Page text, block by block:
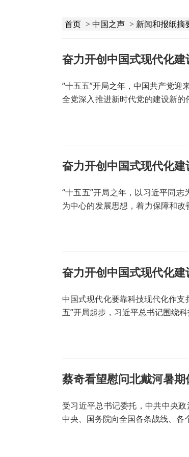
首页 >中国之声 > 新闻和报纸摘
“十五五”开局之年，中国共产党
全党深入推进新时代党的建设新
“十五五”开局之年，以习近平同
为中心的发展思想，着力保障和
中国式现代化要靠科技现代化作支
五”开局起步，习近平总书记围绕
蔡奇看望慰问北戴河暑
受习近平总书记委托，中共中央
中央、国务院向全国各条战线、各